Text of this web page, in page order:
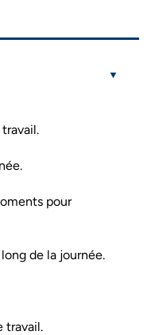
pour
de la journée.
travail.